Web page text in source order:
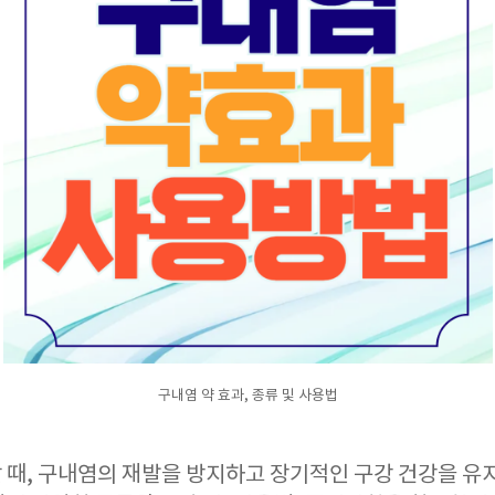
구내염 약 효과, 종류 및 사용법
, 구내염의 재발을 방지하고 장기적인 구강 건강을 유